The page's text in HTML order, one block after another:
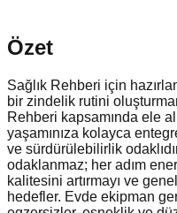
Özet
Sağlık Rehberi için
bir zindelik rutini
Rehberi kapsamında ele
yaşamınıza kolayca
ve sürdürülebilirlik
odaklanmaz; her adım
kalitesini artırmayı ve
hedefler. Evde ekipman